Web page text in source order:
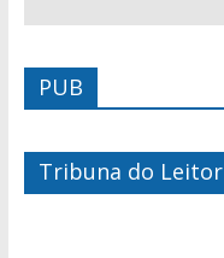
PUB
Tribuna do Leitor